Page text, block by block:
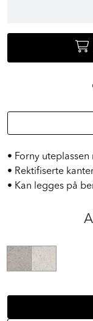
• Forny
• Rektifiserte
• Kan legges på